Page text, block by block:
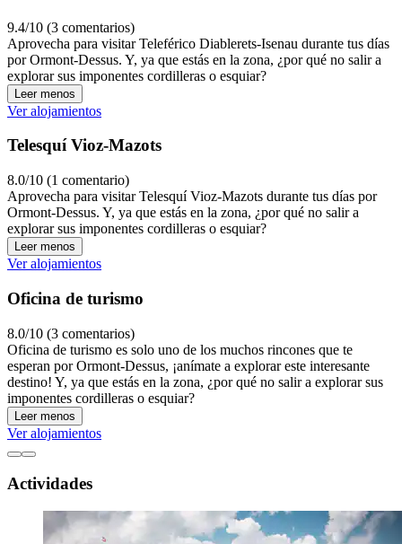
9.4/10 (3 comentarios)
Aprovecha para visitar Teleférico Diablerets-Isenau durante tus días
por Ormont-Dessus. Y, ya que estás en la zona, ¿por qué no salir a
explorar sus imponentes cordilleras o esquiar?
Leer menos
Ver alojamientos
Telesquí Vioz-Mazots
8.0/10 (1 comentario)
Aprovecha para visitar Telesquí Vioz-Mazots durante tus días por
Ormont-Dessus. Y, ya que estás en la zona, ¿por qué no salir a
explorar sus imponentes cordilleras o esquiar?
Leer menos
Ver alojamientos
Oficina de turismo
8.0/10 (3 comentarios)
Oficina de turismo es solo uno de los muchos rincones que te
esperan por Ormont-Dessus, ¡anímate a explorar este interesante
destino! Y, ya que estás en la zona, ¿por qué no salir a explorar sus
imponentes cordilleras o esquiar?
Leer menos
Ver alojamientos
Actividades